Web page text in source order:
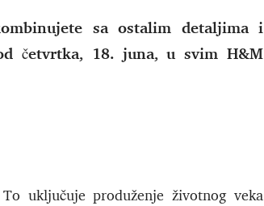
sa ostalim detaljima i
četvrtka, 18. juna, u svim H&M
uključuje produženje životnog veka